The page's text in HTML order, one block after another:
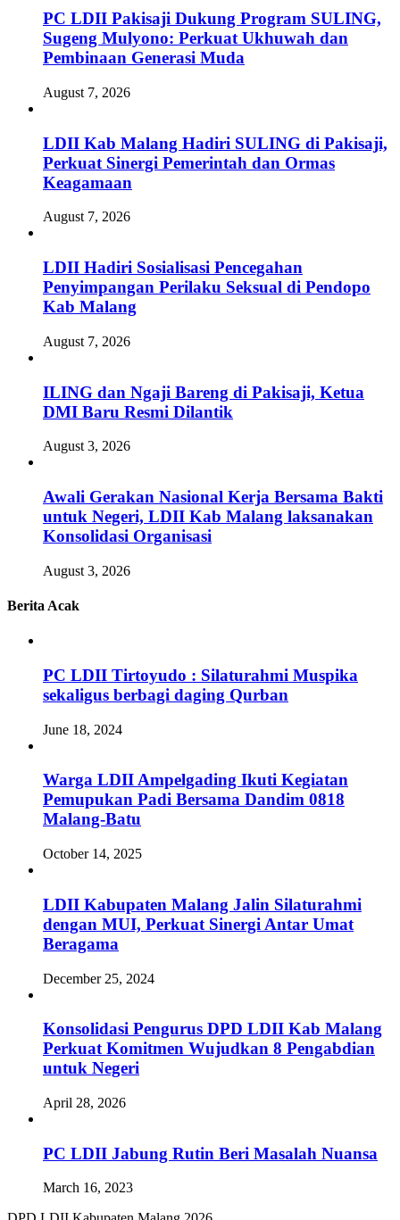
PC LDII Pakisaji Dukung Program SULING,
Sugeng Mulyono: Perkuat Ukhuwah dan
Pembinaan Generasi Muda
August 7, 2026
LDII Kab Malang Hadiri SULING di Pakisaji,
Perkuat Sinergi Pemerintah dan Ormas
Keagamaan
August 7, 2026
LDII Hadiri Sosialisasi Pencegahan
Penyimpangan Perilaku Seksual di Pendopo
Kab Malang
August 7, 2026
ILING dan Ngaji Bareng di Pakisaji, Ketua
DMI Baru Resmi Dilantik
August 3, 2026
Awali Gerakan Nasional Kerja Bersama Bakti
untuk Negeri, LDII Kab Malang laksanakan
Konsolidasi Organisasi
August 3, 2026
Berita Acak
PC LDII Tirtoyudo : Silaturahmi Muspika
sekaligus berbagi daging Qurban
June 18, 2024
Warga LDII Ampelgading Ikuti Kegiatan
Pemupukan Padi Bersama Dandim 0818
Malang-Batu
October 14, 2025
LDII Kabupaten Malang Jalin Silaturahmi
dengan MUI, Perkuat Sinergi Antar Umat
Beragama
December 25, 2024
Konsolidasi Pengurus DPD LDII Kab Malang
Perkuat Komitmen Wujudkan 8 Pengabdian
untuk Negeri
April 28, 2026
PC LDII Jabung Rutin Beri Masalah Nuansa
March 16, 2023